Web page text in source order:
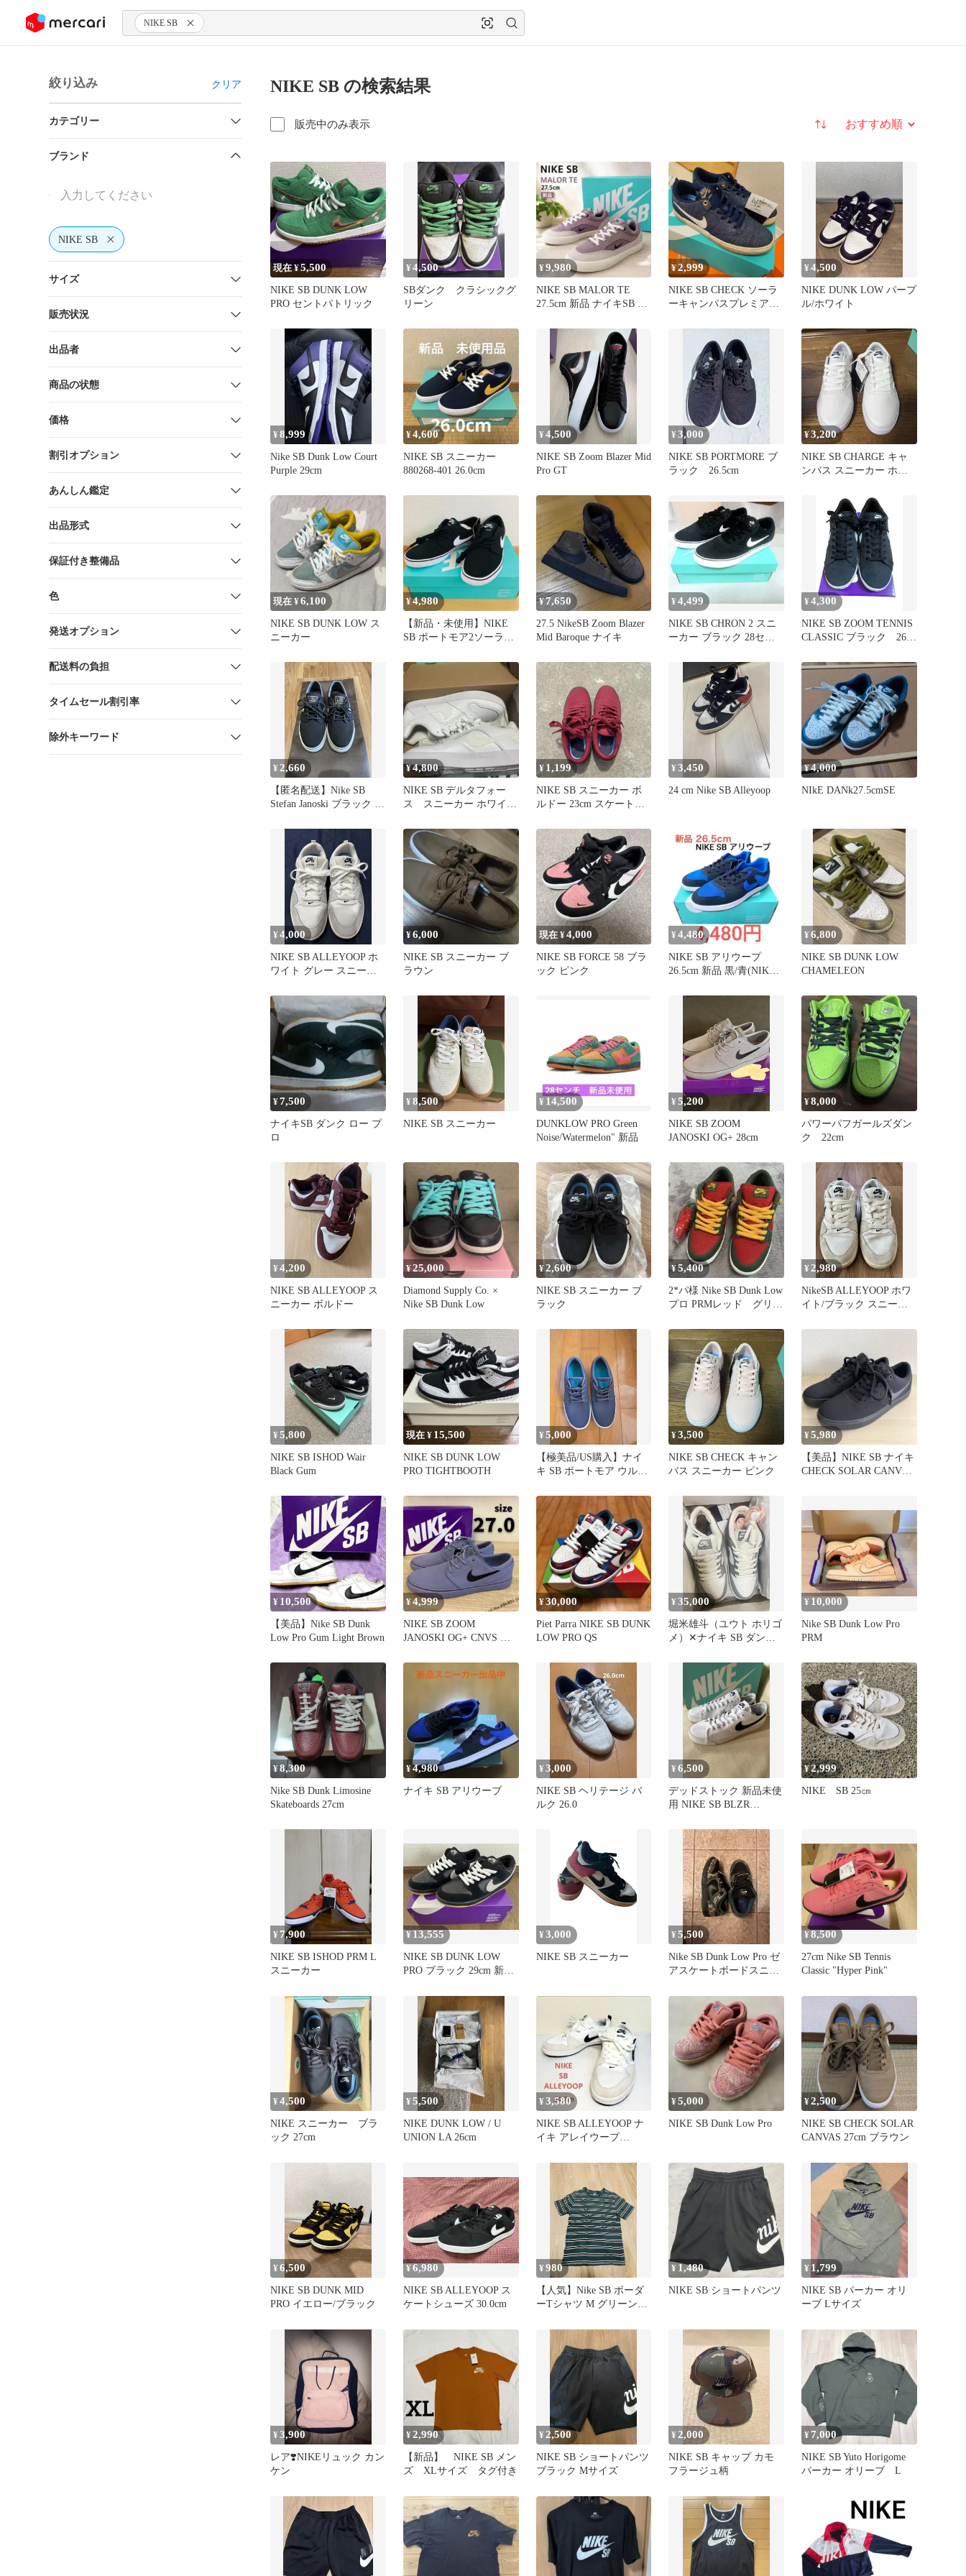
ツにスキップ NIKE SB
絞り込み クリア
カテゴリー
ブランド
NIKE SB
サイズ
販売状況
出品者
商品の状態
価格
割引オプション
あんしん鑑定
出品形式
保証付き整備品
色
発送オプション
配送料の負担
タイムセール割引率
除外キーワード
NIKE SB の検索結果
販売中のみ表示 並び替え
現在 ¥5,500
NIKE SB DUNK LOW
PRO セントパトリック
¥4,500
SBダンク クラシックグ
リーン
¥9,980
NIKE SB MALOR TE
27.5cm 新品 ナイキSB ス
¥2,999
NIKE SB CHECK ソーラ
ーキャンパスプレミア
¥4,500
NIKE DUNK LOW パープ
ル/ホワイト
¥8,999
Nike SB Dunk Low Court
Purple 29cm
¥4,600
NIKE SB スニーカー
880268-401 26.0cm
¥4,500
NIKE SB Zoom Blazer Mid
Pro GT
¥3,000
NIKE SB PORTMORE ブ
ラック 26.5cm
¥3,200
NIKE SB CHARGE キャ
ンバス スニーカー ホワ
現在 ¥6,100
NIKE SB DUNK LOW ス
ニーカー
¥4,980
【新品・未使用】NIKE
SB ポートモア2ソーラー
¥7,650
27.5 NikeSB Zoom Blazer
Mid Baroque ナイキ
¥4,499
NIKE SB CHRON 2 スニ
ーカー ブラック 28セン
¥4,300
NIKE SB ZOOM TENNIS
CLASSIC ブラック 26セ
¥ 2,660
【匿名配送】Nike SB
Stefan Janoski ブラック ス
¥4,800
NIKE SB デルタフォー
ス スニーカー ホワイト
¥ 1,199
NIKE SB スニーカー ボ
ルドー 23cm スケートシ
¥3,450
24 cm Nike SB Alleyoop
¥4,000
NIkE DANk27.5cmSE
¥4,000
NIKE SB ALLEYOOP ホ
ワイト グレー スニーカ
¥6,000
NIKE SB スニーカー ブ
ラウン
現在 ¥4,000
NIKE SB FORCE 58 ブラ
ック ピンク
¥ 4,480
NIKE SB アリウープ
26.5cm 新品 黒/青(⁠NIKE
¥6,800
NIKE SB DUNK LOW
CHAMELEON
¥7,500
ナイキSB ダンク ロー プ
ロ
¥8,500
NIKE SB スニーカー
¥ 14,500
DUNKLOW PRO Green
Noise/Watermelon" 新品
¥5,200
NIKE SB ZOOM
JANOSKI OG+ 28cm
¥8,000
パワーパフガールズダン
ク 22cm
¥4,200
NIKE SB ALLEYOOP ス
ニーカー ボルドー
¥25,000
Diamond Supply Co. ×
Nike SB Dunk Low
¥2,600
NIKE SB スニーカー ブ
ラック
¥5,400
2*パ様 Nike SB Dunk Low
プロ PRMレッド グリー
¥ 2,980
NikeSB ALLEYOOP ホワ
イト/ブラック スニーカ
¥5,800
NIKE SB ISHOD Wair
Black Gum
現在 ¥ 15,500
NIKE SB DUNK LOW
PRO TIGHTBOOTH
¥5,000
【極美品/US購入】ナイ
キ SB ポートモア ウルト
¥3,500
NIKE SB CHECK キャン
バス スニーカー ピンク
¥5,980
【美品】NIKE SB ナイキ
CHECK SOLAR CANVS
¥ 10,500
【美品】Nike SB Dunk
Low Pro Gum Light Brown
¥4,999
NIKE SB ZOOM
JANOSKI OG+ CNVS ジ
¥30,000
Piet Parra NIKE SB DUNK
LOW PRO QS
¥35,000
堀米雄斗（ユウト ホリゴ
メ）✕ナイキ SB ダンク
¥ 10,000
Nike SB Dunk Low Pro
PRM
¥8,300
Nike SB Dunk Limosine
Skateboards 27cm
¥4,980
ナイキ SB アリウーブ
¥3,000
NIKE SB ヘリテージ バ
ルク 26.0
¥6,500
デッドストック 新品未使
用 NIKE SB BLZR
¥2,999
NIKE SB 25㎝
¥ 7,900
NIKE SB ISHOD PRM L
スニーカー
¥ 13,555
NIKE SB DUNK LOW
PRO ブラック 29cm 新品
¥3,000
NIKE SB スニーカー
¥5,500
Nike SB Dunk Low Pro ゼ
アスケートボードスニー
¥8,500
27cm Nike SB Tennis
Classic "Hyper Pink"
¥4,500
NIKE スニーカー ブラ
ック 27cm
¥5,500
NIKE DUNK LOW / U
UNION LA 26cm
¥3,580
NIKE SB ALLEYOOP ナ
イキ アレイウープ
¥5,000
NIKE SB Dunk Low Pro
¥2,500
NIKE SB CHECK SOLAR
CANVAS 27cm ブラウン
¥6,500
NIKE SB DUNK MID
PRO イエロー/ブラック
¥6,980
NIKE SB ALLEYOOP ス
ケートシューズ 30.0cm
¥980
【人気】Nike SB ボーダ
ーTシャツ M グリーン系
¥ 1,480
NIKE SB ショートパンツ
¥1,799
NIKE SB パーカー オリ
ーブ Lサイズ
¥3,900
レア❣️NIKEリュック カン
ケン
¥2,990
【新品】 NIKE SB メン
ズ XLサイズ タグ付き
¥2,500
NIKE SB ショートパンツ
ブラック Mサイズ
¥2,000
NIKE SB キャップ カモ
フラージュ柄
¥ 7,000
NIKE SB Yuto Horigome
パーカー オリーブ L